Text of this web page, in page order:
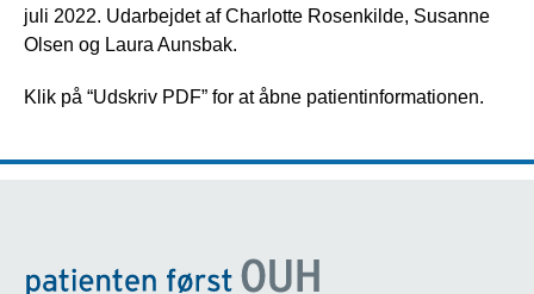
juli 2022. Udarbejdet af Charlotte Rosenkilde, Susanne
Olsen og Laura Aunsbak.
Klik på “Udskriv PDF” for at åbne patientinformationen.